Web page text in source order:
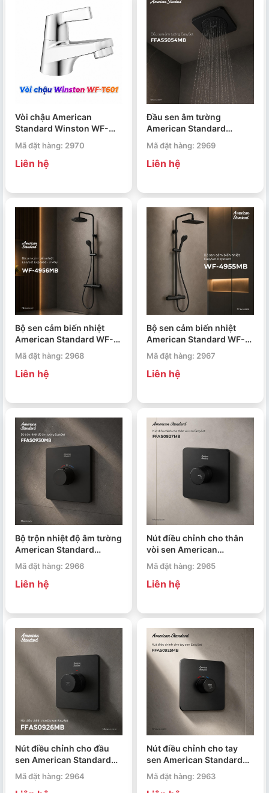
Vòi chậu American
Standard Winston WF-
T601
Mã đặt hàng: 2970
Liên hệ
Đầu sen âm tường
American Standard
FFASS054MB EasySet
Mã đặt hàng: 2969
Liên hệ
Bộ sen cảm biến nhiệt
American Standard WF-
4956MB EasySet Exposed
3-Way
Mã đặt hàng: 2968
Liên hệ
Bộ sen cảm biến nhiệt
American Standard WF-
4955MB EasySet Exposed
Mã đặt hàng: 2967
Liên hệ
Bộ trộn nhiệt độ âm tường
American Standard
FFAS0930MB EasySet
Mã đặt hàng: 2966
Liên hệ
Nút điều chỉnh cho thân
vòi sen American
Standard FFAS0927MB
EasySet
Mã đặt hàng: 2965
Liên hệ
Nút điều chỉnh cho đầu
sen American Standard
FFAS0926MB EasySet
Mã đặt hàng: 2964
Nút điều chỉnh cho tay
sen American Standard
FFAS0925MB EasySet
Mã đặt hàng: 2963